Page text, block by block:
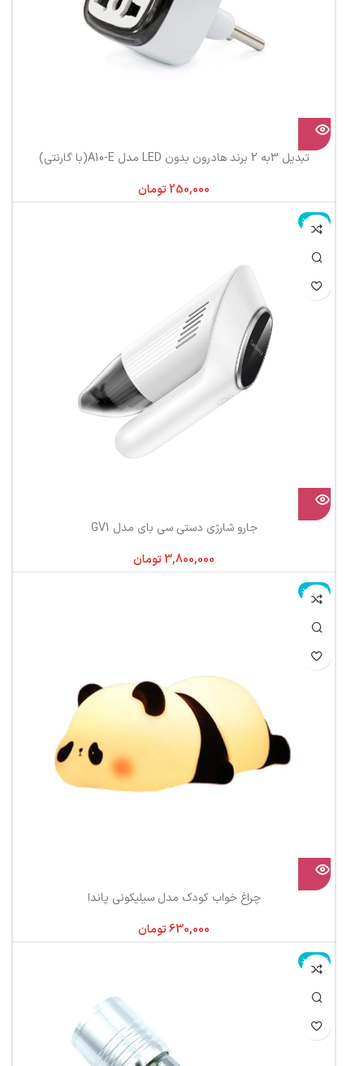
تبدیل 3به 2 برند هادرون بدون LED مدل A10-E(با گارنتی)
تومان
ناموجود
جارو شارژی دستی سی بای مدل GV1
تومان
ناموجود
چراغ خواب کودک مدل سیلیکونی پاندا
تومان
ناموجود